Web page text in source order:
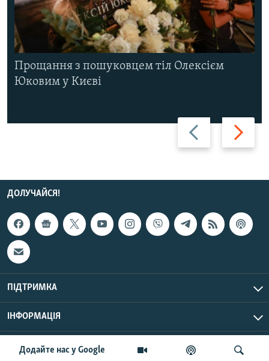
Додайте нас у Google
Назад Вперед
Прощання з пошуковцем тіл Олексієм
Юковим у Києві
ДОЛУЧАЙСЯ!
ПІДТРИМКА
ІНФОРМАЦІЯ
© Радіо Свобода, 2026 | Усі права застережено.
UTC+3